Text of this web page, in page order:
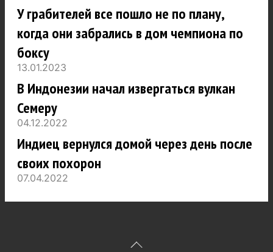
У грабителей все пошло не по плану,
когда они забрались в дом чемпиона по
боксу
13.01.2023
В Индонезии начал извергаться вулкан
Семеру
04.12.2022
Индиец вернулся домой через день после
своих похорон
07.04.2022